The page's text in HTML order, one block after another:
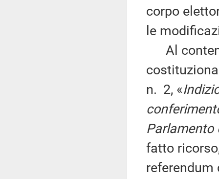
corpo
le
Al
n. 2, «
Parlamento
fatto
referendum